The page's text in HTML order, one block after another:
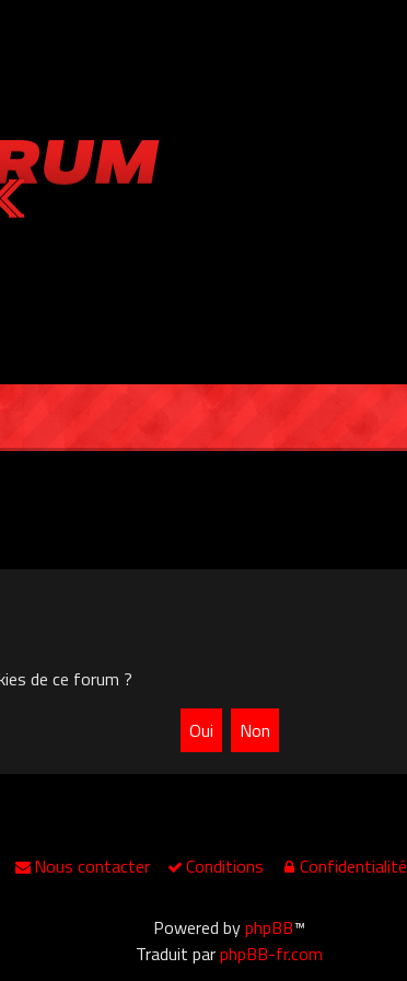
de ce forum ?
Confidentialité
Conditions
Nous contacter
Powered byphpBB™
Traduit parphpBB-fr.com